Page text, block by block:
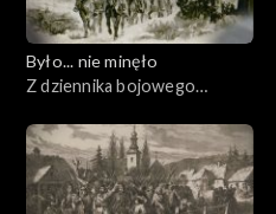
Było... nie minęło
Z dziennika bojowego